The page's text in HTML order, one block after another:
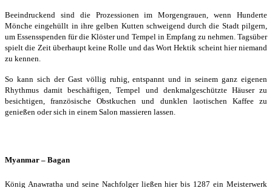
Beeindruckend sind die Prozessionen im Morgengrauen, wenn Hunderte
Mönche eingehüllt in ihre gelben Kutten schweigend durch die Stadt pilgern,
um Essensspenden für die Klöster und Tempel in Empfang zu nehmen. Tagsüber
spielt die Zeit überhaupt keine Rolle und das Wort Hektik scheint hier niemand
zu kennen.
So kann sich der Gast völlig ruhig, entspannt und in seinem ganz eigenen
Rhythmus damit beschäftigen, Tempel und denkmalgeschützte Häuser zu
besichtigen, französische Obstkuchen und dunklen laotischen Kaffee zu
genießen oder sich in einem Salon massieren lassen.
Myanmar – Bagan
König Anawratha und seine Nachfolger ließen hier bis 1287 ein Meisterwerk